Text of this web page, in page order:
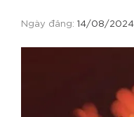
Ngày đăng: 14/08/2024